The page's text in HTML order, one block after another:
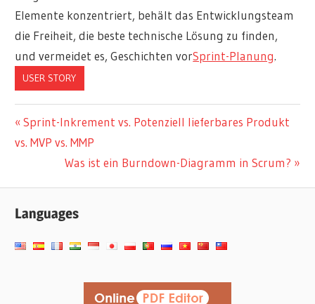
Elemente konzentriert, behält das Entwicklungsteam
die Freiheit, die beste technische Lösung zu finden,
und vermeidet es, Geschichten vorSprint-Planung.
USER STORY
Beitragsnavigation
Vorheriger
Beitrag:
Sprint-Inkrement vs. Potenziell lieferbares Produkt
vs. MVP vs. MMP
Nächster
Was ist ein Burndown-Diagramm in Scrum?
Languages